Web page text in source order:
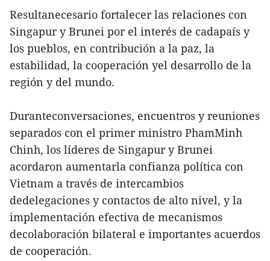
Resultanecesario fortalecer las relaciones con
Singapur y Brunei por el interés de cadapaís y
los pueblos, en contribución a la paz, la
estabilidad, la cooperación yel desarrollo de la
región y del mundo.
Duranteconversaciones, encuentros y reuniones
separados con el primer ministro PhamMinh
Chinh, los líderes de Singapur y Brunei
acordaron aumentarla confianza política con
Vietnam a través de intercambios
dedelegaciones y contactos de alto nivel, y la
implementación efectiva de mecanismos
decolaboración bilateral e importantes acuerdos
de cooperación.